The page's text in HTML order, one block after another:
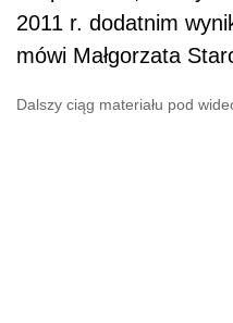
2011 r. dodatnim
mówi Małgorzata
Dalszy ciąg materiału pod